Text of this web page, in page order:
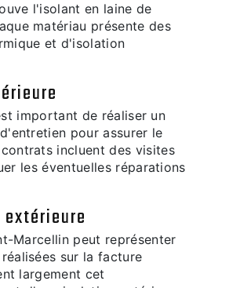
l'isolant en laine de
matériau présente des
et d'isolation
important de réaliser un
pour assurer le
incluent des visites
les éventuelles réparations
Marcellin peut représenter
sur la facture
largement cet